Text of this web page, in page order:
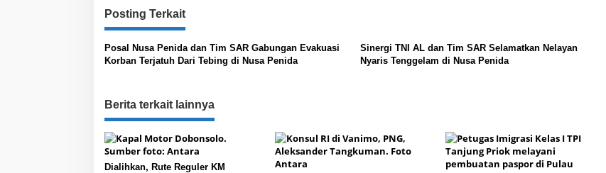
i
a
i
p
o
s
Posting Terkait
Posal Nusa Penida dan Tim SAR Gabungan Evakuasi
Korban Terjatuh Dari Tebing di Nusa Penida
Sinergi TNI AL dan Tim SAR Selamatkan Nelayan
Nyaris Tenggelam di Nusa Penida
Berita terkait lainnya
Dialihkan, Rute Reguler KM